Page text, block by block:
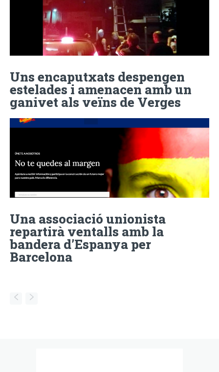
Uns encaputxats despengen
estelades i amenacen amb un
ganivet als veïns de Verges
Una associació unionista
repartirà ventalls amb la
bandera d’Espanya per
Barcelona